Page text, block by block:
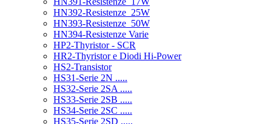
HN392-Resistenze_25W
HN393-Resistenze_50W
HN394-Resistenze Varie
HP2-Thyristor - SCR
HR2-Thyristor e Diodi Hi-Power
HS2-Transistor
HS31-Serie 2N .....
HS32-Serie 2SA .....
HS33-Serie 2SB .....
HS34-Serie 2SC .....
HS35-Serie 2SD .....